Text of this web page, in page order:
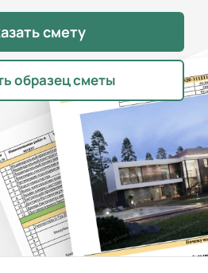
смету
образец сметы